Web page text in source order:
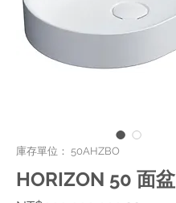
庫存單位： 50AHZBO
HORIZON 50 面盆